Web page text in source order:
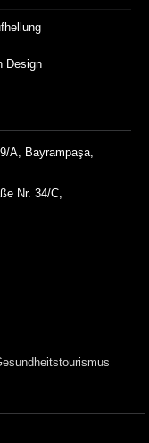
Design
A, Bayrampaşa,
Nr. 34/C,